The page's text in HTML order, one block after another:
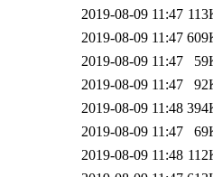
2019-08-09 11:47
2019-08-09 11:47
2019-08-09 11:47
2019-08-09 11:47
2019-08-09 11:48
2019-08-09 11:47
2019-08-09 11:48